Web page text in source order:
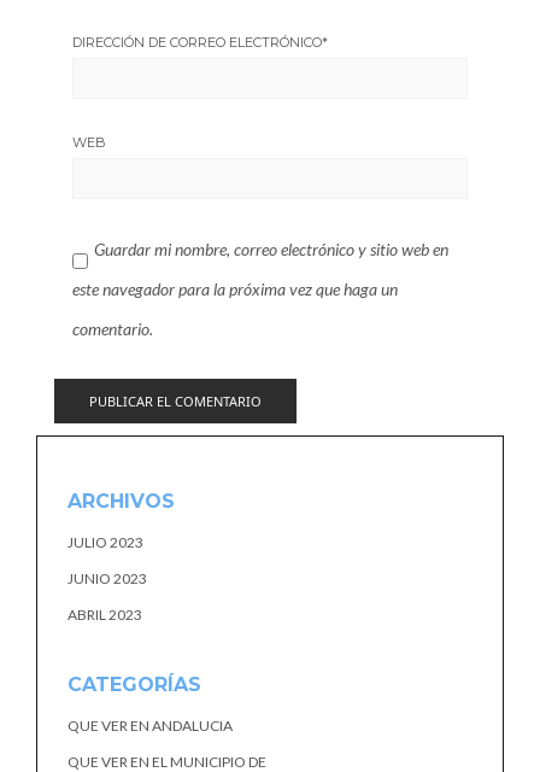
DIRECCIÓN DE CORREO ELECTRÓNICO*
WEB
Guardar mi nombre, correo electrónico y sitio web en
este navegador para la próxima vez que haga un
comentario.
ARCHIVOS
JULIO 2023
JUNIO 2023
ABRIL 2023
CATEGORÍAS
QUE VER EN ANDALUCIA
QUE VER EN EL MUNICIPIO DE